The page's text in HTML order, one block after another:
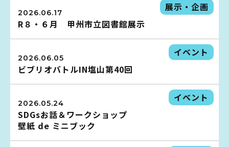
2026.06.17
展示・企画
R８・６月 甲州市立図書館展示
2026.06.05
イベント
ビブリオバトルIN塩山第40回
2026.05.24
イベント
SDGsお話＆ワークショップ
壁紙 de ミニブック
インターネットサービス